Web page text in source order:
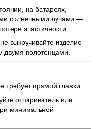
на батареях,
солнечными лучами —
эластичности.
выкручивайте изделие —
двумя полотенцами.
требует прямой глажки.
отпариватель или
минимальной